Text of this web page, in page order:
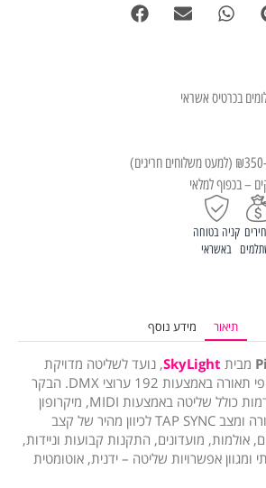
קניה בטוחה
באשראי
תיאור מידע נוסף
מבית SkyLight, נועד לשליטה מדויקת
ונוחה במגוון רחב של גופי תאורה באמצעות 192 ערוצי DMX. הבקר
מצויד בפונקציות מתקדמות כולל שליטה באמצעות MIDI, מיקרופון
מובנה, תצוגת LED ברורה ומצב TAP SYNC לכיוון מהיר של קצב
אולמות, מועדונים, התקנות קבועות וניידות,
ומגוון אפשרויות שליטה – ידנית, אוטומטית